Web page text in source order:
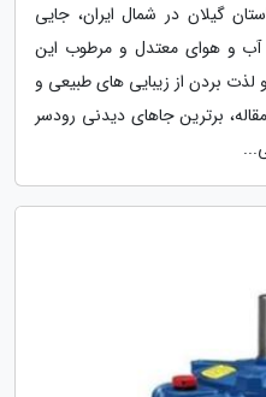
گیلان در شمال ایران، جایی
آب و هوای معتدل و مرطوب این
بردن از زیبایی های طبیعی و
برترین جاهای دیدنی رودسر